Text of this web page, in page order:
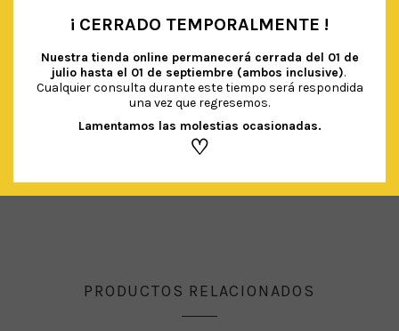
CUBIERTOS DE MADERA ESTRELLAS DORADAS (18UDS)
€4.00 IVA Incluido
AÑADIR AL CARRITO
PRODUCTOS RELACIONADOS
¡ CERRADO TEMPORALMENTE !
Nuestra tienda online permanecerá cerrada del 01 de
julio hasta el 01 de septiembre (ambos inclusive).
Cualquier consulta durante este tiempo será respondida
una vez que regresemos.
Lamentamos las molestias ocasionadas.
♡